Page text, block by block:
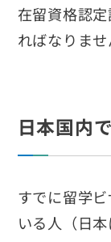
在留資格認
ればなりませ
日本国内
すでに留学
いる人（日